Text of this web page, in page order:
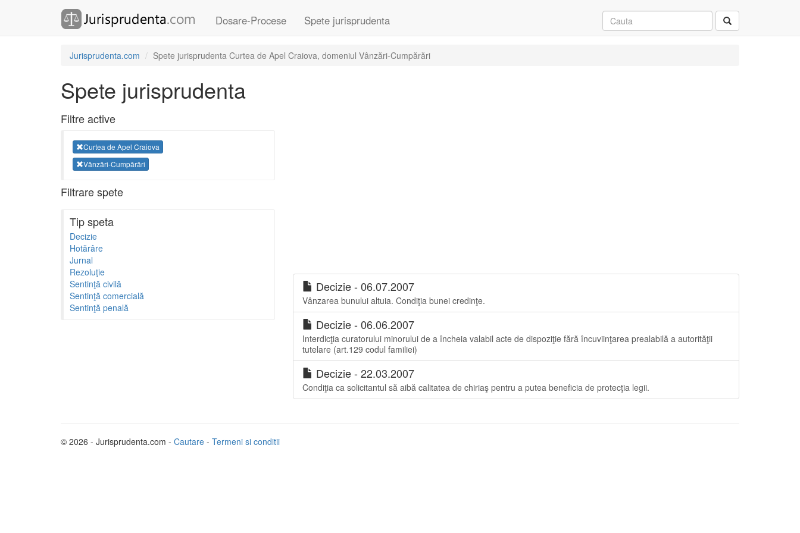
Dosare-Procese Spete jurisprudenta
Jurisprudenta.com Spete jurisprudenta Curtea de Apel Craiova, domeniul Vânzări-Cumpărări
Spete jurisprudenta
Filtre active
Curtea de Apel Craiova
Vânzări-Cumpărări
Filtrare spete
Tip speta
Decizie
Hotărâre
Jurnal
Rezoluţie
Sentinţă civilă
Sentinţă comercială
Sentinţă penală
Decizie - 06.07.2007
Vânzarea bunului altuia. Condiţia bunei credinţe.
Decizie - 06.06.2007
Interdicţia curatorului minorului de a încheia valabil acte de dispoziţie fără încuviinţarea prealabilă a autorităţii
tutelare (art.129 codul familiei)
Decizie - 22.03.2007
Condiţia ca solicitantul să aibă calitatea de chiriaş pentru a putea beneficia de protecţia legii.
© 2026 - Jurisprudenta.com - Cautare - Termeni si conditii